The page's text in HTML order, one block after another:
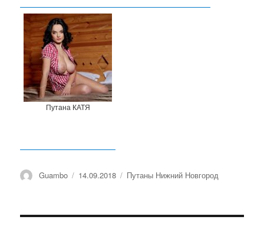
Путана КАТЯ
Автор
Guambo Опубликовано
14.09.2018 Рубрики
Путаны Нижний Новгород